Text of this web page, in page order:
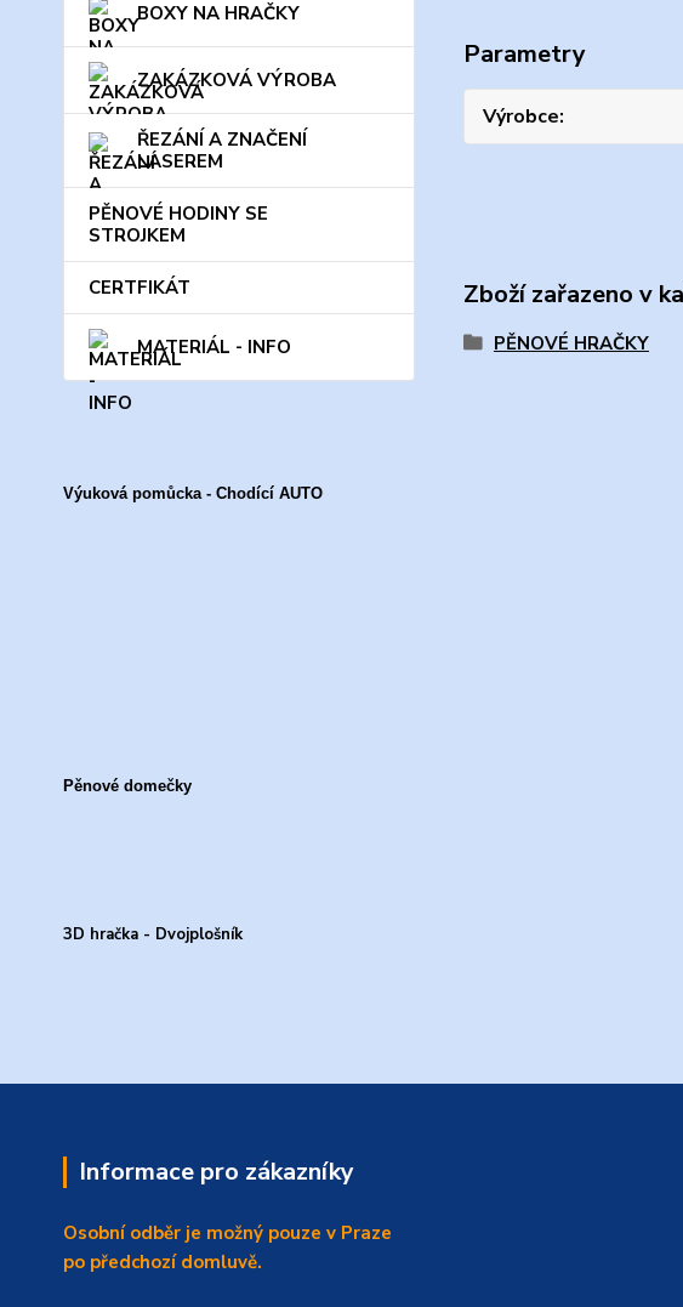
BOXY NA HRAČKY
ZAKÁZKOVÁ VÝROBA
ŘEZÁNÍ A ZNAČENÍ
LASEREM
PĚNOVÉ HODINY SE
STROJKEM
CERTFIKÁT
MATERIÁL - INFO
Výuková pomůcka - Chodící AUTO
Pěnové domečky
3D hračka - Dvojplošník
Parametry
Výrobce
Zboží zařazeno v
PĚNOVÉ HRAČKY
Informace pro zákazníky
Osobní odběr je možný pouze v Praze
po předchozí domluvě.